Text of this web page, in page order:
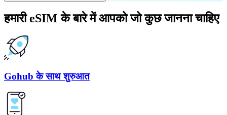
हमारी eSIM के बारे में आपको जो कुछ जानना चाहिए
Gohub के साथ शुरुआत